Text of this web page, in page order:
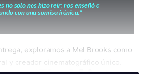
no solo nos hizo reír: nos enseñó a
con una sonrisa irónica.”
exploramos a Mel Brooks como
y creador cinematográfico único.